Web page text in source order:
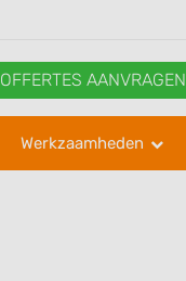
OFFERTES AANVRAGEN
Werkzaamheden